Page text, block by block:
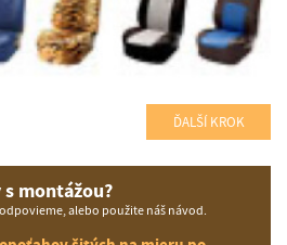
ĎALŠÍ KROK
montážou?
alebo použite náš návod.